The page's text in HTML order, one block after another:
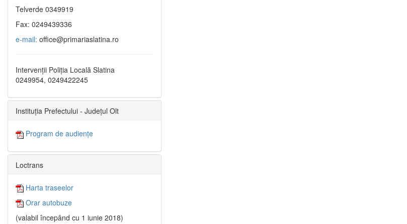
Telverde 0349919
Fax: 0249439336
e-mail: office@primariaslatina.ro
Intervenții Poliția Locală Slatina
0249954, 0249422245
Instituția Prefectului - Județul Olt
Program de audiențe
Loctrans
Harta traseelor
Orar autobuze
(valabil începând cu 1 iunie 2018)